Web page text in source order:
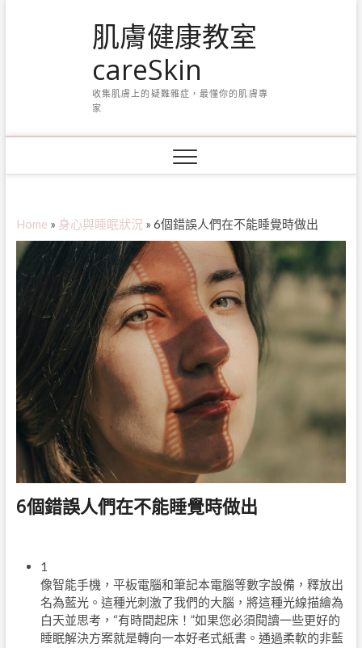
肌膚健康教室
careSkin
收集肌膚上的疑難雜症，最懂你的肌膚專
家
Home » 身心與睡眠狀況 » 6個錯誤人們在不能睡覺時做出
6個錯誤人們在不能睡覺時做出
1
像智能手機，平板電腦和筆記本電腦等數字設備，釋放出
名為藍光。這種光刺激了我們的大腦，將這種光線描繪為
白天並思考，“有時間起床！”如果您必須閱讀一些更好的
睡眠解決方案就是轉向一本好老式紙書。通過柔軟的非藍